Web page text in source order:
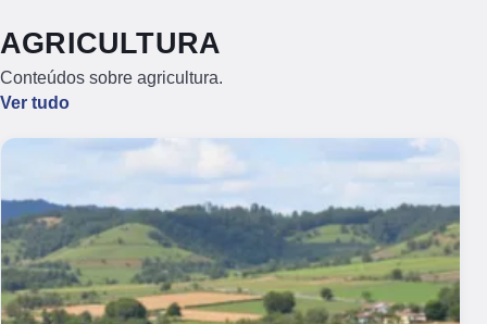
AGRICULTURA
Conteúdos sobre agricultura.
Ver tudo